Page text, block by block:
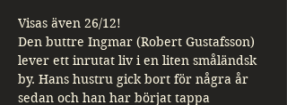
Visas även 26/12!
Den buttre Ingmar (Robert Gustafsson)
lever ett inrutat liv i en liten småländsk
by. Hans hustru gick bort för några år
sedan och han har börjat tappa